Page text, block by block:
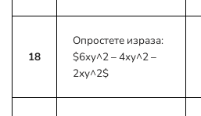
18
Опростете израза:
$6xy^2 – 4xy^2 –
2xy^2$